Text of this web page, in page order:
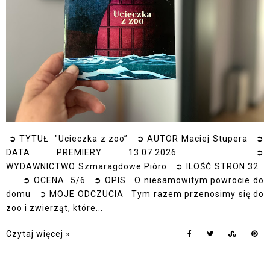
➲ TYTUŁ "Ucieczka z zoo” ➲ AUTOR Maciej Stupera ➲
DATA PREMIERY 13.07.2026 ➲
WYDAWNICTWO Szmaragdowe Pióro ➲ ILOŚĆ STRON 32
➲ OCENA 5/6 ➲ OPIS O niesamowitym powrocie do
domu ➲ MOJE ODCZUCIA Tym razem przenosimy się do
zoo i zwierząt, które...
Czytaj więcej »